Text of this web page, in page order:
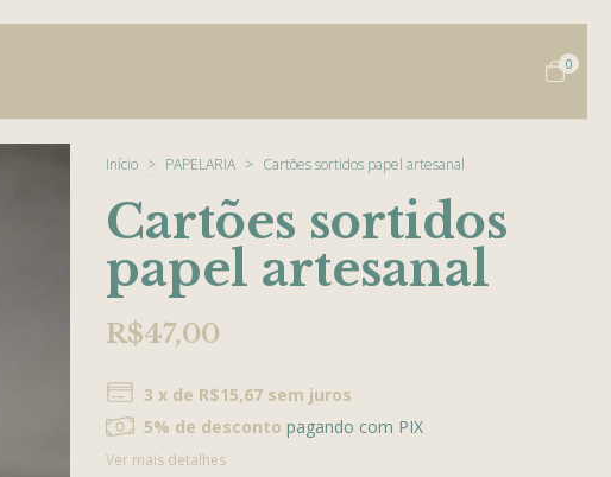
0
Início > PAPELARIA > Cartões sortidos papel artesanal
Cartões sortidos
papel artesanal
R$47,00
3 x de R$15,67 sem juros
5% de desconto pagando com PIX
Ver mais detalhes